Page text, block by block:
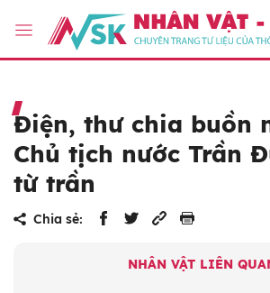
Điện, thư chia buồn
Chủ tịch nước Trần
từ trần
Chia sẻ:
NHÂN VẬT LIÊN